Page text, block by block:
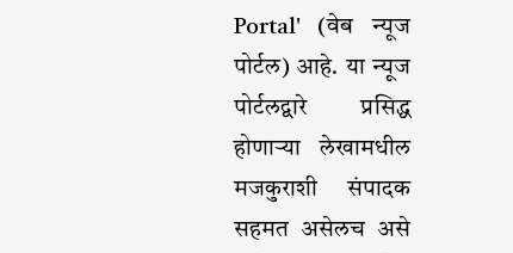
Portal' (वेब न्यूज
पोर्टल) आहे. या न्यूज
पोर्टलद्वारे प्रसिद्ध
होणाऱ्या लेखामधील
मजकुराशी संपादक
सहमत असेलच असे